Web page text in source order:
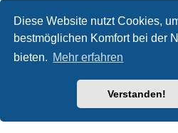
Diese Website nutzt Cookies,
bestmöglichen Komfort bei der
bieten. Mehr erfahren
Verstanden!